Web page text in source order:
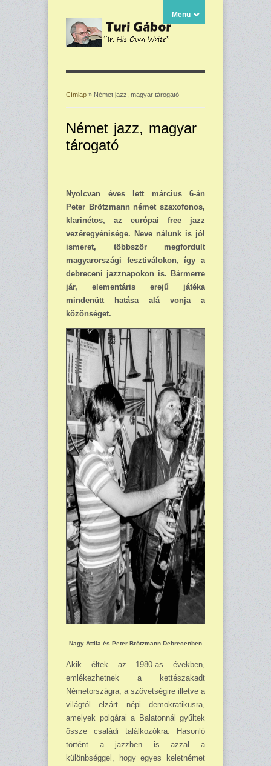
Menu
Címlap » Német jazz, magyar tárogató
Német jazz, magyar
tárogató
Nyolcvan éves lett március 6-án
Peter Brötzmann német szaxofonos,
klarinétos, az európai free jazz
vezéregyénisége. Neve nálunk is jól
ismeret, többször megfordult
magyarországi fesztiválokon, így a
debreceni jazznapokon is. Bármerre
jár, elementáris erejű játéka
mindenütt hatása alá vonja a
közönséget.
Nagy Attila és Peter Brötzmann Debrecenben
Akik éltek az 1980-as években,
emlékezhetnek a kettészakadt
Németországra, a szövetségire illetve a
világtól elzárt népi demokratikusra,
amelyek polgárai a Balatonnál gyűltek
össze családi találkozókra. Hasonló
történt a jazzben is azzal a
különbséggel, hogy egyes keletnémet